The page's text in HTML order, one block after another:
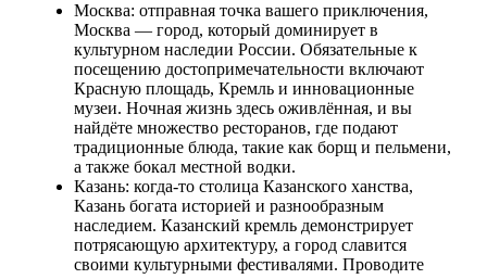
Москва: отправная точка вашего приключения,
Москва — город, который доминирует в
культурном наследии России. Обязательные к
посещению достопримечательности включают
Красную площадь, Кремль и инновационные
музеи. Ночная жизнь здесь оживлённая, и вы
найдёте множество ресторанов, где подают
традиционные блюда, такие как борщ и пельмени,
а также бокал местной водки.
Казань: когда-то столица Казанского ханства,
Казань богата историей и разнообразным
наследием. Казанский кремль демонстрирует
потрясающую архитектуру, а город славится
своими культурными фестивалями. Проводите